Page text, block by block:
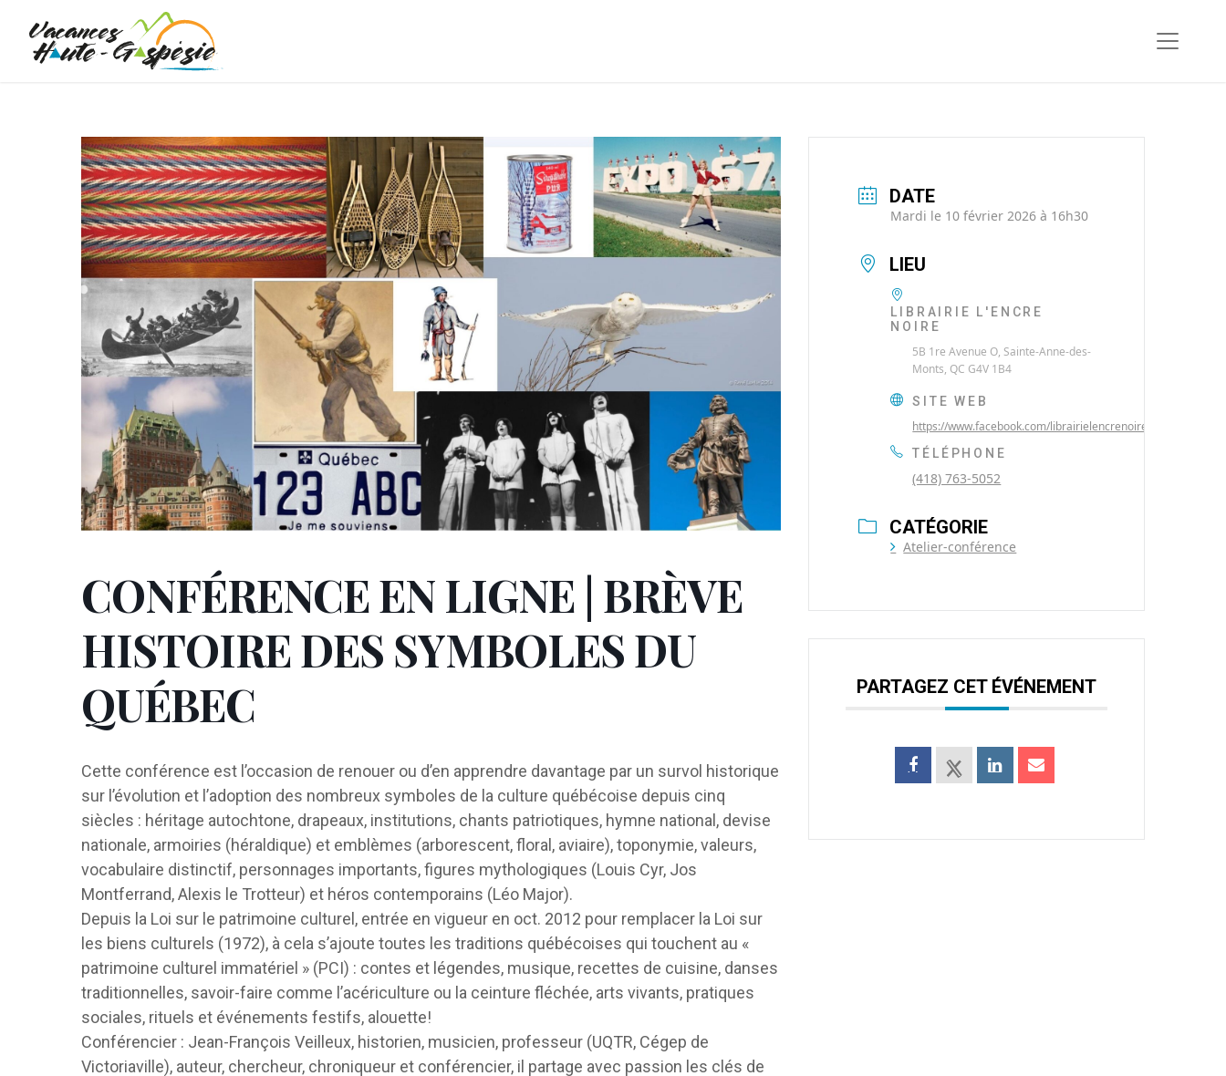
CONFÉRENCE EN LIGNE | BRÈVE
HISTOIRE DES SYMBOLES DU
QUÉBEC
Cette conférence est l’occasion de renouer ou d’en apprendre davantage par un survol historique
sur l’évolution et l’adoption des nombreux symboles de la culture québécoise depuis cinq
siècles : héritage autochtone, drapeaux, institutions, chants patriotiques, hymne national, devise
nationale, armoiries (héraldique) et emblèmes (arborescent, floral, aviaire), toponymie, valeurs,
vocabulaire distinctif, personnages importants, figures mythologiques (Louis Cyr, Jos
Montferrand, Alexis le Trotteur) et héros contemporains (Léo Major).
Depuis la Loi sur le patrimoine culturel, entrée en vigueur en oct. 2012 pour remplacer la Loi sur
les biens culturels (1972), à cela s’ajoute toutes les traditions québécoises qui touchent au «
patrimoine culturel immatériel » (PCI) : contes et légendes, musique, recettes de cuisine, danses
traditionnelles, savoir-faire comme l’acériculture ou la ceinture fléchée, arts vivants, pratiques
sociales, rituels et événements festifs, alouette!
Conférencier : Jean-François Veilleux, historien, musicien, professeur (UQTR, Cégep de
Victoriaville), auteur, chercheur, chroniqueur et conférencier, il partage avec passion les clés de
DATE
Mardi le 10 février 2026 à 16h30
LIEU
LIBRAIRIE L'ENCRE
NOIRE
5B 1re Avenue O, Sainte-Anne-des-
Monts, QC G4V 1B4
SITE WEB
https://www.facebook.com/librairielencrenoire/
TÉLÉPHONE
(418) 763-5052
CATÉGORIE
Atelier-conférence
PARTAGEZ CET ÉVÉNEMENT